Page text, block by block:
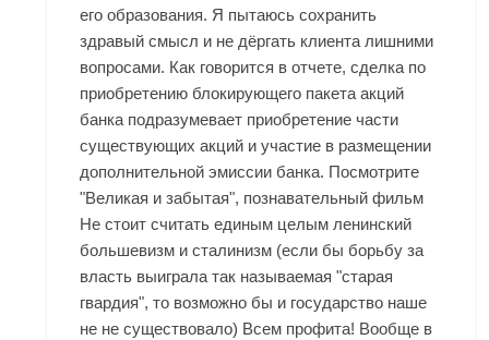
его образования. Я пытаюсь сохранить
здравый смысл и не дёргать клиента лишними
вопросами. Как говорится в отчете, сделка по
приобретению блокирующего пакета акций
банка подразумевает приобретение части
существующих акций и участие в размещении
дополнительной эмиссии банка. Посмотрите
"Великая и забытая", познавательный фильм
Не стоит считать единым целым ленинский
большевизм и сталинизм (если бы борьбу за
власть выиграла так называемая "старая
гвардия", то возможно бы и государство наше
не не существовало) Всем профита! Вообще в